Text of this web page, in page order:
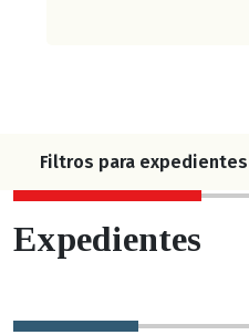
Filtros para expedientes
Expedientes